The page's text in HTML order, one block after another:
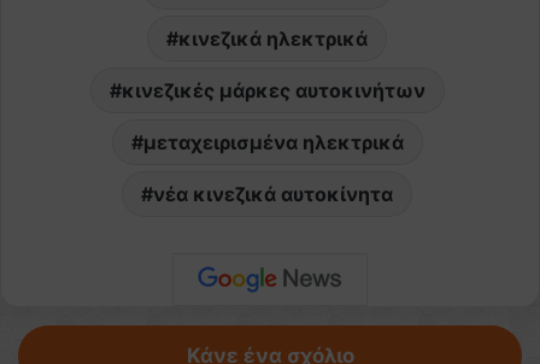
κινεζικά ηλεκτρικά
κινεζικές μάρκες αυτοκινήτων
μεταχειρισμένα ηλεκτρικά
νέα κινεζικά αυτοκίνητα
Κάνε ένα σχόλιο